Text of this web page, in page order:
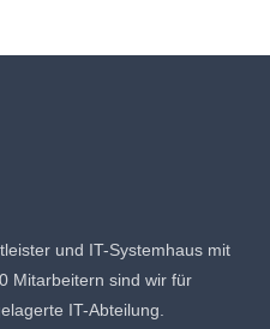
und IT-Systemhaus mit
Mitarbeitern sind wir für
IT-Abteilung.